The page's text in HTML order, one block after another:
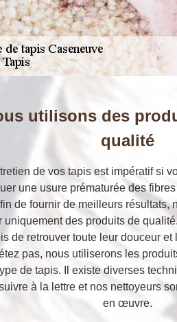
utilisons des
qualité
de vos tapis est impératif si
une usure prématurée des
de fournir de meilleurs résultats,
uniquement des produits de
de retrouver toute leur douceur
pas, nous utiliserons les
de tapis. Il existe diverses
à la lettre et nos nettoyeurs
en œuvre.